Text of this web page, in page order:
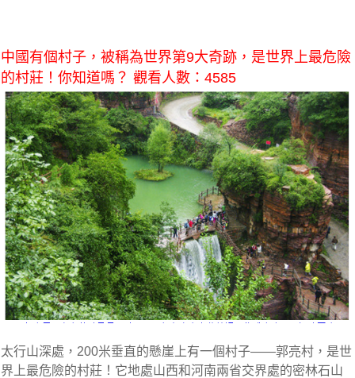
中國有個村子，被稱為世界第9大奇跡，是世界上最危險
的村莊！你知道嗎？ 觀看人數：4585
太行山深處，200米垂直的懸崖上有一個村子——郭亮村，是世
界上最危險的村莊！它地處山西和河南兩省交界處的密林石山